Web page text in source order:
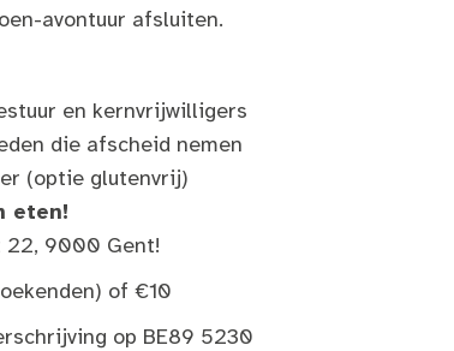
avontuur afsluiten.
en kernvrijwilligers
die afscheid nemen
(optie glutenvrij)
eten!
22, 9000 Gent!
of €10
op BE89 5230